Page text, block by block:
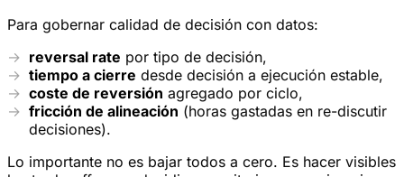
Para gobernar calidad de decisión con datos:
reversal rate por tipo de decisión,
tiempo a cierre desde decisión a ejecución estable,
coste de reversión agregado por ciclo,
fricción de alineación (horas gastadas en re-discutir
decisiones).
Lo importante no es bajar todos a cero. Es hacer visibles